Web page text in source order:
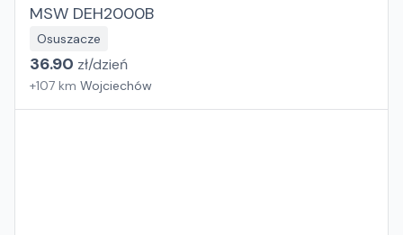
MSW DEH2000B
Osuszacze
36.90 zł/dzień
+107 km Wojciechów